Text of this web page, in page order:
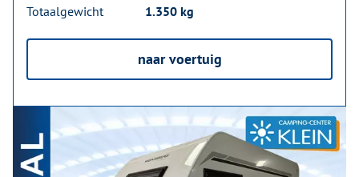
Totaalgewicht
1.350 kg
naar voertuig